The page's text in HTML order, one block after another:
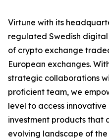
Virtune with its
regulated Swedish
of crypto exchange
European exchanges.
strategic collaborations
proficient team, we
level to access
investment products that
evolving landscape of